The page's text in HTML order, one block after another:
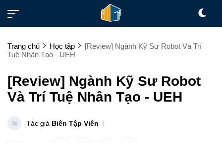
Trang chủ Học tập
[Review] Ngành Kỹ Sư Robot Và Trí
Tuệ Nhân Tạo - UEH
[Review] Ngành Kỹ Sư Robot
Và Trí Tuệ Nhân Tạo - UEH
Tác giả Biên Tập Viên